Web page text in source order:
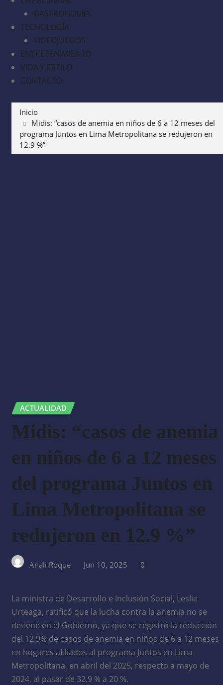
GASTRONOMÍA
TECNOLOGÍA
VIDEOJUEGOS
ENTRETENIMIENTO
VIDA Y ESTILO
CONTACTO
Inicio
Midis: “casos de anemia en niños de 6 a 12 meses del
programa Juntos en Lima Metropolitana se redujeron en
12.9 %”
ACTUALIDAD
Midis: “casos de anemia
en niños de 6 a 12 meses
del programa Juntos en
Lima Metropolitana se
redujeron en 12.9 %”
Anali Roque Jun 10, 2025 0
La ministra de Desarrollo e Inclusión Social, Leslie
Urteaga, ratificó que la lucha contra la anemia no se
detiene en el Gobierno, ya que se registró la reducción
del 12.9% de casos de anemia en niños de 6 a 12 meses
en hogares afiliados al programa Juntos en Lima
Metropolitana, en abril del 2025, respecto a mayo de
2024, al pasar de 32.9 % a 20 %.